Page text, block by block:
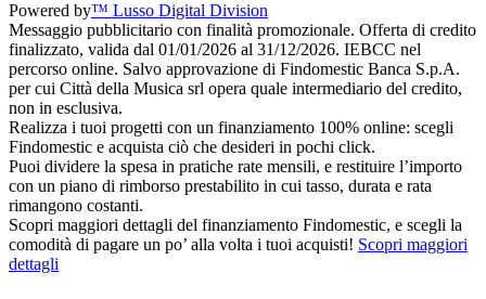
Powered by™ Lusso Digital Division
Messaggio pubblicitario con finalità promozionale. Offerta di credito
finalizzato, valida dal 01/01/2026 al 31/12/2026. IEBCC nel
percorso online. Salvo approvazione di Findomestic Banca S.p.A.
per cui Città della Musica srl opera quale intermediario del credito,
non in esclusiva.
Realizza i tuoi progetti con un finanziamento 100% online: scegli
Findomestic e acquista ciò che desideri in pochi click.
Puoi dividere la spesa in pratiche rate mensili, e restituire l’importo
con un piano di rimborso prestabilito in cui tasso, durata e rata
rimangono costanti.
Scopri maggiori dettagli del finanziamento Findomestic, e scegli la
comodità di pagare un po’ alla volta i tuoi acquisti! Scopri maggiori
dettagli